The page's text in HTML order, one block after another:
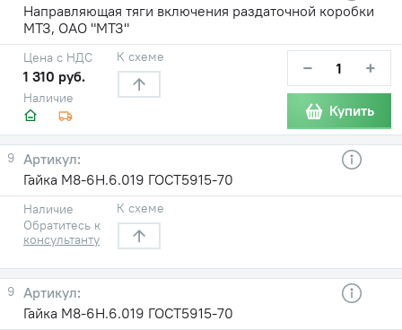
Направляющая тяги включения раздаточной коробки
МТЗ, ОАО "МТЗ"
Наличие
Цена с НДС
1 310 руб.
К схеме − +
Купить
9
Гайка М8-6Н.6.019 ГОСТ5915-70
Наличие
Обратитесь к
консультанту
К схеме
9
Гайка М8-6Н.6.019 ГОСТ5915-70